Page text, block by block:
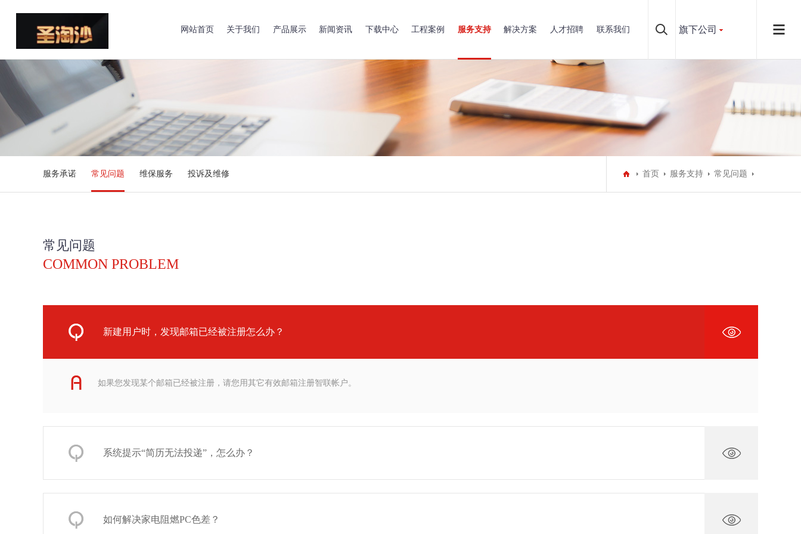
网站首页 关于我们 产品展示 新闻资讯 下载中心 工程案例 服务支持 解决方案 人才招聘 联系我们 旗下公司
服务承诺 常见问题 维保服务 投诉及维修 首页 服务支持 常见问题
常见问题
COMMON PROBLEM
新建用户时，发现邮箱已经被注册怎么办？
如果您发现某个邮箱已经被注册，请您用其它有效邮箱注册智联帐户。
系统提示“简历无法投递”，怎么办？
如何解决家电阻燃PC色差？